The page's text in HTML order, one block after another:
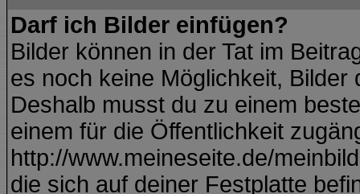
Darf ich Bilder einfügen?
Bilder können in der Tat im
es noch keine Möglichkeit,
Deshalb musst du zu einem
einem für die Öffentlichkeit
http://www.meineseite.de/
die sich auf deiner Festplatte